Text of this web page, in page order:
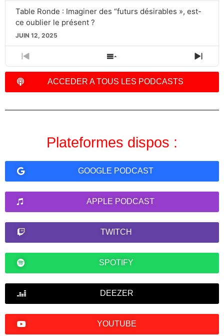
Table Ronde : Imaginer des “futurs désirables », est-
ce oublier le présent ?
JUIN 12, 2025
PREVIOUS
EPISODE
SHOW
EPISODES
LIST
NEXT
ACCEDER A TOUS LES PODCASTS
Plateformes dispos :
GOOGLE PODCAST
APPLE PODCAST
TWITCH
SPOTIFY
DEEZER
YOUTUBE